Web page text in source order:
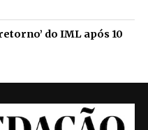
do IML após 10